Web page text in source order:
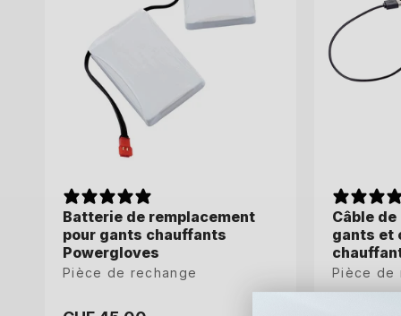
i
Batterie de remplacement
pour gants chauffants
Powergloves
Pièce de rechange
Câble de
gants et
Pièce de